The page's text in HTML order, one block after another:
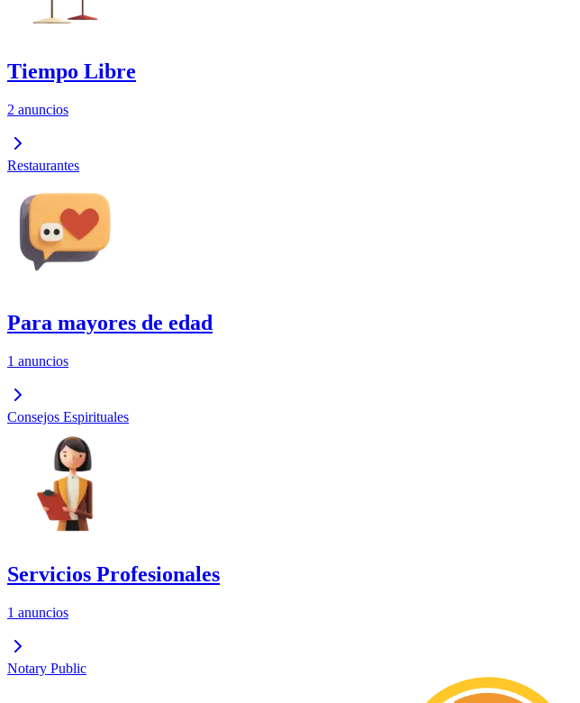
Tiempo Libre
2 anuncios
Restaurantes
Para mayores de edad
1 anuncios
Consejos Espirituales
Servicios Profesionales
1 anuncios
Notary Public